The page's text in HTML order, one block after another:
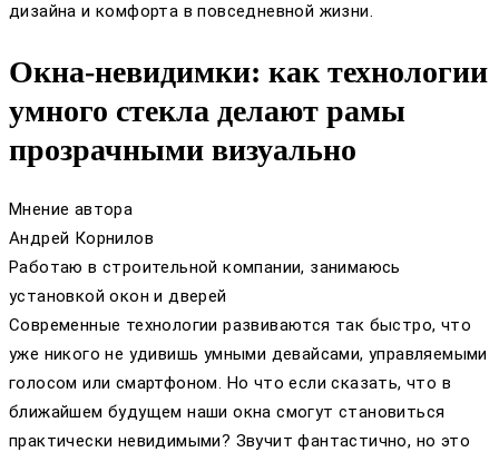
дизайна и комфорта в повседневной жизни.
Окна-невидимки: как технологии
умного стекла делают рамы
прозрачными визуально
Мнение автора
Андрей Корнилов
Работаю в строительной компании, занимаюсь
установкой окон и дверей
Современные технологии развиваются так быстро, что
уже никого не удивишь умными девайсами, управляемыми
голосом или смартфоном. Но что если сказать, что в
ближайшем будущем наши окна смогут становиться
практически невидимыми? Звучит фантастично, но это